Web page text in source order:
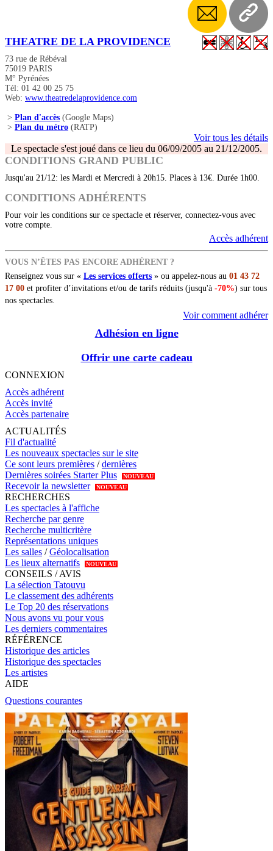
THEATRE DE LA PROVIDENCE
73 rue de Rébéval
75019 PARIS
M° Pyrénées
Tél: 01 42 00 25 75
Web: www.theatredelaprovidence.com
> Plan d'accès (Google Maps)
> Plan du métro (RATP)
Voir tous les détails
Le spectacle s'est joué dans ce lieu du 06/09/2005 au 21/12/2005.
CONDITIONS GRAND PUBLIC
Jusqu'au 21/12: les Mardi et Mercredi à 20h15. Places à 13€. Durée 1h00.
CONDITIONS ADHÉRENTS
Pour voir les conditions sur ce spectacle et réserver, connectez-vous avec
votre compte.
Accès adhérent
VOUS N’ÊTES PAS ENCORE ADHÉRENT ?
Renseignez vous sur « Les services offerts » ou appelez-nous au 01 43 72
17 00 et profiter d’invitations et/ou de tarifs réduits (jusqu'à -70%) sur tous
nos spectacles.
Voir comment adhérer
Adhésion en ligne
Offrir une carte cadeau
CONNEXION
Accès adhérent
Accès invité
Accès partenaire
ACTUALITÉS
Fil d'actualité
Les nouveaux spectacles sur le site
Ce sont leurs premières /dernières
Dernières soirées Starter Plus
NOUVEAU
Recevoir la newsletter NOUVEAU
RECHERCHES
Les spectacles à l'affiche
Recherche par genre
Recherche multicritère
Représentations uniques
Les salles /Géolocalisation
Les lieux alternatifs
NOUVEAU
CONSEILS / AVIS
La sélection Tatouvu
Le classement des adhérents
Le Top 20 des réservations
Nous avons vu pour vous
Les derniers commentaires
RÉFÉRENCE
Historique des articles
Historique des spectacles
Les artistes
AIDE
Questions courantes